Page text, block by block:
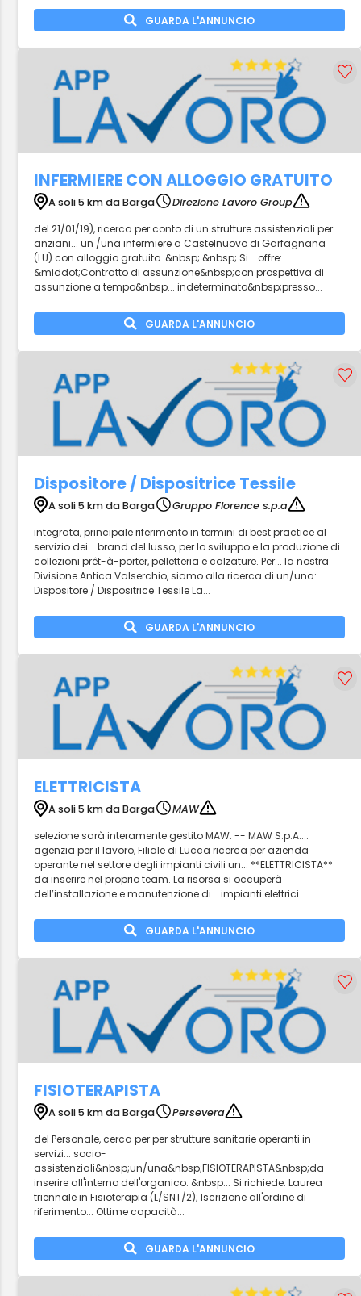
GUARDA L'ANNUNCIO
INFERMIERE CON ALLOGGIO GRATUITO
A soli 5 km da Barga
Direzione Lavoro Group
del 21/01/19), ricerca per conto di un strutture assistenziali per
anziani... un /una infermiere a Castelnuovo di Garfagnana
(LU) con alloggio gratuito. &nbsp; &nbsp; Si... offre:
&middot;Contratto di assunzione&nbsp;con prospettiva di
assunzione a tempo&nbsp... indeterminato&nbsp;presso...
GUARDA L'ANNUNCIO
Dispositore / Dispositrice Tessile
A soli 5 km da Barga
Gruppo Florence s.p.a
integrata, principale riferimento in termini di best practice al
servizio dei... brand del lusso, per lo sviluppo e la produzione di
collezioni prêt-à-porter, pelletteria e calzature. Per... la nostra
Divisione Antica Valserchio, siamo alla ricerca di un/una:
Dispositore / Dispositrice Tessile La...
GUARDA L'ANNUNCIO
ELETTRICISTA
A soli 5 km da Barga
MAW
selezione sarà interamente gestito MAW. -- MAW S.p.A....
agenzia per il lavoro, Filiale di Lucca ricerca per azienda
operante nel settore degli impianti civili un... **ELETTRICISTA**
da inserire nel proprio team. La risorsa si occuperà
dell’installazione e manutenzione di... impianti elettrici...
GUARDA L'ANNUNCIO
FISIOTERAPISTA
A soli 5 km da Barga
Persevera
del Personale, cerca per per strutture sanitarie operanti in
servizi... socio-
assistenziali&nbsp;un/una&nbsp;FISIOTERAPISTA&nbsp;da
inserire all'interno dell'organico. &nbsp... Si richiede: Laurea
triennale in Fisioterapia (L/SNT/2); Iscrizione all'ordine di
riferimento... Ottime capacità...
GUARDA L'ANNUNCIO